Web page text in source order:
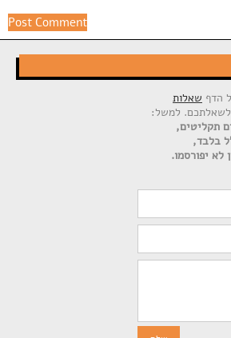
הדף שאלות
לשאלתכם. למשל:
תקליטים,
בלבד,
לא יפורסמו.